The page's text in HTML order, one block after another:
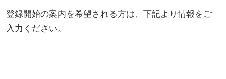
登録開始の案内を希望される方は、下記より情報をご
入力ください。